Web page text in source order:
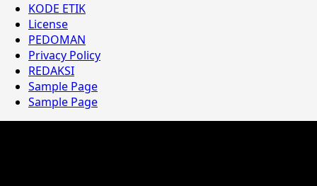
KODE ETIK
License
PEDOMAN
Privacy Policy
REDAKSI
Sample Page
Sample Page